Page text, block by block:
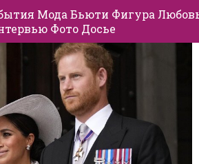
Мода Бьюти Фигура
Фото Досье